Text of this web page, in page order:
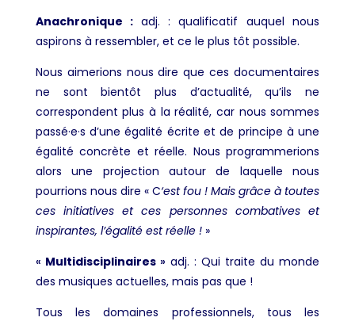
Anachronique : adj. : qualificatif auquel nous
aspirons à ressembler, et ce le plus tôt possible.
Nous aimerions nous dire que ces documentaires
ne sont bientôt plus d’actualité, qu’ils ne
correspondent plus à la réalité, car nous sommes
passé·e·s d’une égalité écrite et de principe à une
égalité concrète et réelle. Nous programmerions
alors une projection autour de laquelle nous
pourrions nous dire « C‘est fou ! Mais grâce à toutes
ces initiatives et ces personnes combatives et
inspirantes, l’égalité est réelle !»
« Multidisciplinaires » adj. : Qui traite du monde
des musiques actuelles, mais pas que !
Tous les domaines professionnels, tous les